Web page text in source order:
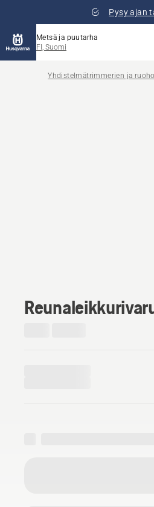
Pysy ajan
Metsä ja puutarha
FI, Suomi
Yhdistelmätrimmerien ja